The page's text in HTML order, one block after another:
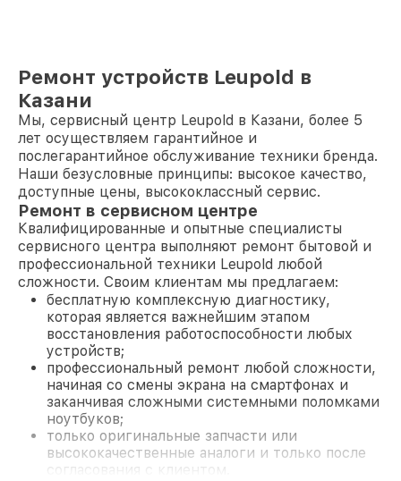
Ремонт устройств Leupold в
Казани
Мы, сервисный центр Leupold в Казани, более 5
лет осуществляем гарантийное и
послегарантийное обслуживание техники бренда.
Наши безусловные принципы: высокое качество,
доступные цены, высококлассный сервис.
Ремонт в сервисном центре
Квалифицированные и опытные специалисты
сервисного центра выполняют ремонт бытовой и
профессиональной техники Leupold любой
сложности. Своим клиентам мы предлагаем:
бесплатную комплексную диагностику,
которая является важнейшим этапом
восстановления работоспособности любых
устройств;
профессиональный ремонт любой сложности,
начиная со смены экрана на смартфонах и
заканчивая сложными системными поломками
ноутбуков;
только оригинальные запчасти или
высококачественные аналоги и только после
согласования с клиентом.